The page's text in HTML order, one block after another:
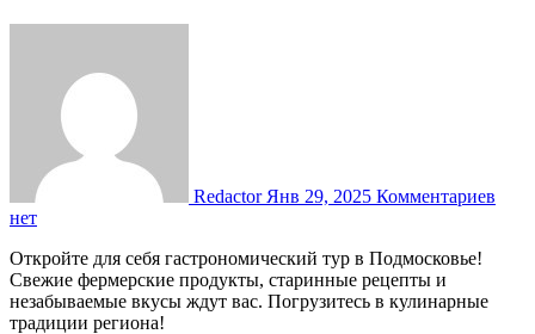
Redactor Янв 29, 2025 Комментариев
нет
Откройте для себя гастрономический тур в Подмосковье!
Свежие фермерские продукты, старинные рецепты и
незабываемые вкусы ждут вас. Погрузитесь в кулинарные
традиции региона!